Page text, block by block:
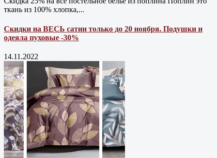
ткань из 100% хлопка,...
Скидки на ВЕСЬ сатин только до 20 ноября. Подушки и
одеяла пуховые -30%
14.11.2022